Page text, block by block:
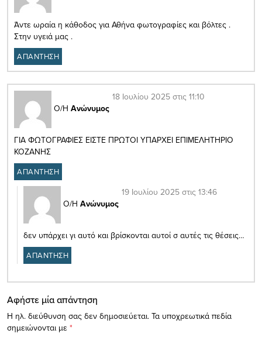
Άντε ωραία η κάθοδος για Αθήνα φωτογραφίες και βόλτες .
Στην υγειά μας .
ΑΠΑΝΤΗΣΗ
Ο/Η Ανώνυμος
18 Ιουλίου 2025 στις 11:10
ΓΙΑ ΦΩΤΟΓΡΑΦΙΕΣ ΕΙΣΤΕ ΠΡΩΤΟΙ ΥΠΑΡΧΕΙ ΕΠΙΜΕΛΗΤΗΡΙΟ
ΚΟΖΑΝΗΣ
ΑΠΑΝΤΗΣΗ
Ο/Η Ανώνυμος
19 Ιουλίου 2025 στις 13:46
δεν υπάρχει γι αυτό και βρίσκονται αυτοί σ αυτές τις θέσεις…
ΑΠΑΝΤΗΣΗ
Αφήστε μία απάντηση
Η ηλ. διεύθυνση σας δεν δημοσιεύεται. Τα υποχρεωτικά πεδία
σημειώνονται με *